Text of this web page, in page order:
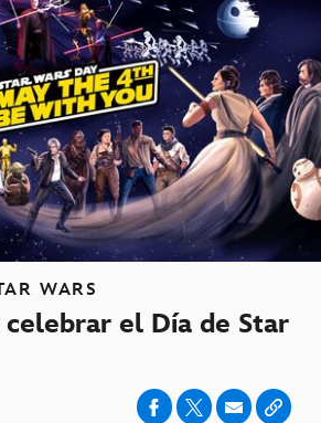
WARS
el Día de Star